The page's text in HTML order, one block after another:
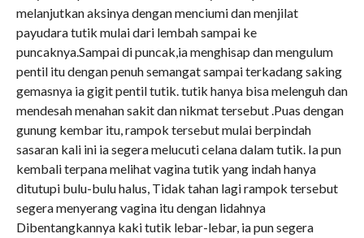
melanjutkan aksinya dengan menciumi dan menjilat
payudara tutik mulai dari lembah sampai ke
puncaknya.Sampai di puncak,ia menghisap dan mengulum
pentil itu dengan penuh semangat sampai terkadang saking
gemasnya ia gigit pentil tutik. tutik hanya bisa melenguh dan
mendesah menahan sakit dan nikmat tersebut .Puas dengan
gunung kembar itu, rampok tersebut mulai berpindah
sasaran kali ini ia segera melucuti celana dalam tutik. Ia pun
kembali terpana melihat vagina tutik yang indah hanya
ditutupi bulu-bulu halus, Tidak tahan lagi rampok tersebut
segera menyerang vagina itu dengan lidahnya
Dibentangkannya kaki tutik lebar-lebar, ia pun segera